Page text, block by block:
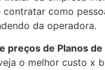
contratar como
da operadora.
preços de Planos
o melhor custo x